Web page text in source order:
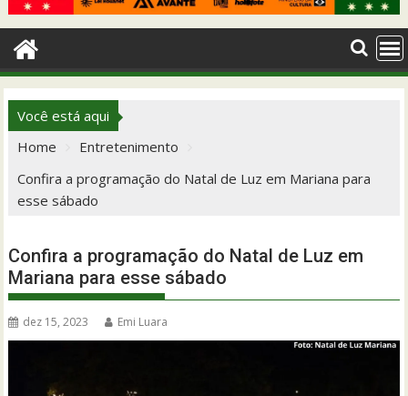
Você está aqui
Home
Entretenimento
Confira a programação do Natal de Luz em Mariana para
esse sábado
Confira a programação do Natal de Luz em
Mariana para esse sábado
dez 15, 2023 Emi Luara